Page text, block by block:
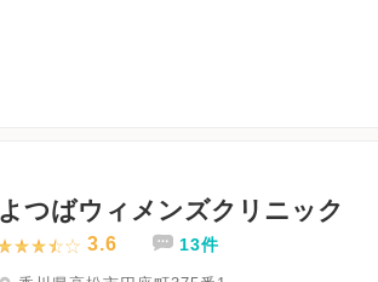
よつばウィメンズクリニック
3.6 13件